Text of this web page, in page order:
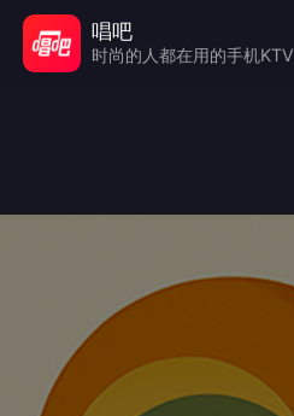
唱吧
时尚的人都在用的手机KTV